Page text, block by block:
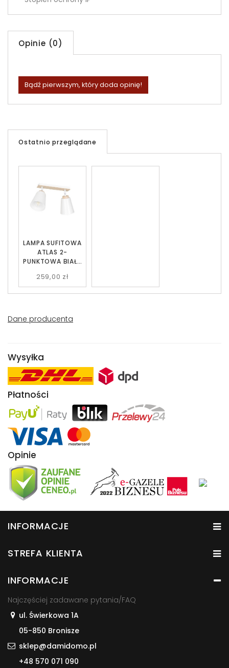
Opinie (0)
Bądź pierwszym, który doda opinię!
Ostatnio przeglądane
LAMPA SUFITOWA
ATLAS 2-
PUNKTOWA BIAŁA
259,00 zł
Dane producenta
Wysyłka
Płatności
Opinie
INFORMACJE
STREFA KLIENTA
INFORMACJE
Najczęściej zadawane pytania/FAQ
ul. Świerkowa 1A
05-850 Bronisze
sklep@damidomo.pl
+48 570 071 090